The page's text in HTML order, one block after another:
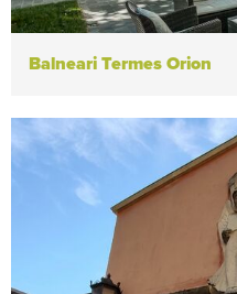
Balneari Termes Orion